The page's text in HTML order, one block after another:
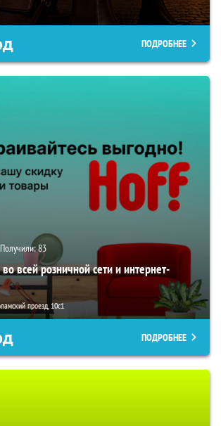
ПОДРОБНЕЕ
Получили:83
всей розничной сети и интернет-
проезд, 10с1
ПОДРОБНЕЕ